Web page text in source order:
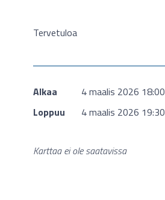
Tervetuloa
Alkaa 4 maalis 2026 18:00
Loppuu
4 maalis 2026 19:30
Karttaa ei ole saatavissa